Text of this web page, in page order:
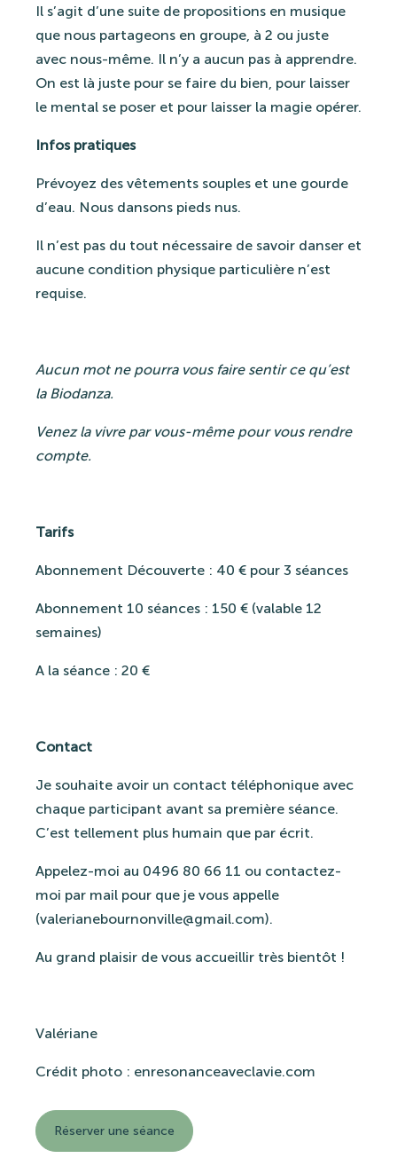
Il s’agit d’une suite de propositions en musique
que nous partageons en groupe, à 2 ou juste
avec nous-même. Il n’y a aucun pas à apprendre.
On est là juste pour se faire du bien, pour laisser
le mental se poser et pour laisser la magie opérer.
Infos pratiques
Prévoyez des vêtements souples et une gourde
d’eau. Nous dansons pieds nus.
Il n’est pas du tout nécessaire de savoir danser et
aucune condition physique particulière n’est
requise.
Aucun mot ne pourra vous faire sentir ce qu’est
la Biodanza.
Venez la vivre par vous-même pour vous rendre
compte.
Tarifs
Abonnement Découverte : 40 € pour 3 séances
Abonnement 10 séances : 150 € (valable 12
semaines)
A la séance : 20 €
Contact
Je souhaite avoir un contact téléphonique avec
chaque participant avant sa première séance.
C’est tellement plus humain que par écrit.
Appelez-moi au 0496 80 66 11 ou contactez-
moi par mail pour que je vous appelle
(valerianebournonville@gmail.com).
Au grand plaisir de vous accueillir très bientôt !
Valériane
Crédit photo : enresonanceaveclavie.com
Réserver une séance